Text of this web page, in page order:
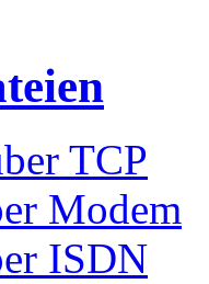
TCP
Modem
ISDN